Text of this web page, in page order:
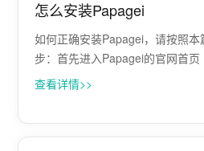
怎么安装Papagei
如何正确安装Papagei，请按照
步：首先进入Papagei的官网首
点击【立即下载】按钮 第三步：
查看详情>>